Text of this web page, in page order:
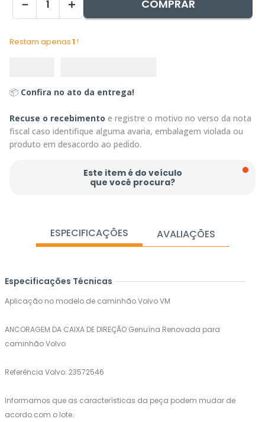
＋
－ COMPRAR
Restam apenas1!
📦 Confira no ato da entrega!
Recuse o recebimento e registre o motivo no verso da nota
fiscal caso identifique alguma avaria, embalagem violada ou
produto em desacordo ao pedido.
Este item é do veículo
que você procura?
ESPECIFICAÇÕES AVALIAÇÕES
Especificações Técnicas
Aplicação no modelo de caminhão Volvo VM
ANCORAGEM DA CAIXA DE DIREÇÃO Genuína Renovada para
caminhão Volvo
Referência Volvo: 23572546
Informamos que as características da peça podem mudar de
acordo com o lote.